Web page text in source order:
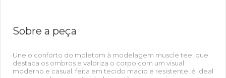
Sobre a peça
Une o conforto do moletom à modelagem muscle tee, que
destaca os ombros e valoriza o corpo com um visual
moderno e casual. feita em tecido macio e resistente, é ideal